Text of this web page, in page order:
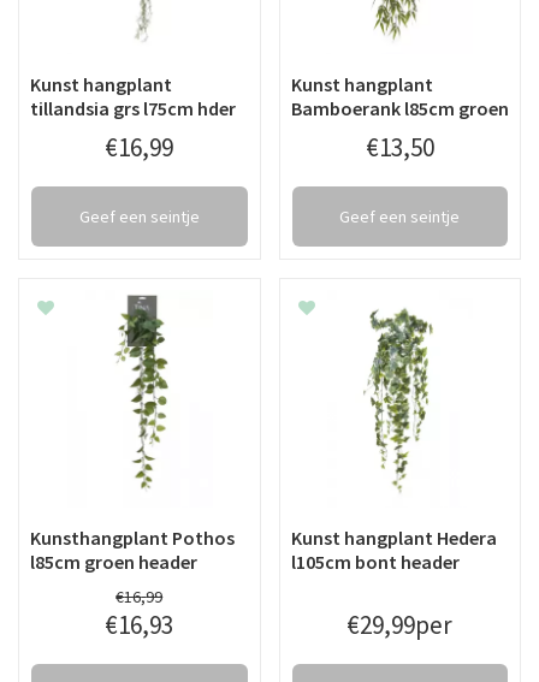
Kunst hangplant
tillandsia grs l75cm hder
€16,99
Geef een seintje
Kunst hangplant
Bamboerank l85cm groen
€13,50
Geef een seintje
Kunsthangplant Pothos
l85cm groen header
€16,99
€16,93
Kunst hangplant Hedera
l105cm bont header
€29,99per